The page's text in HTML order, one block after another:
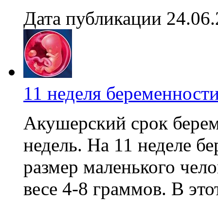
Дата публикации
11 неделя
Акушерский срок
недель. На 11 неделе
размер маленького
весе 4-8 граммов. В